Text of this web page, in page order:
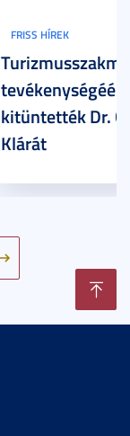
FRISS HÍREK
tevékenységéért
kitüntették Dr.
Klárát